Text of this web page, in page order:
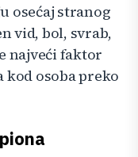
osećaj stranog
vid, bol, svrab,
najveći faktor
kod osoba preko